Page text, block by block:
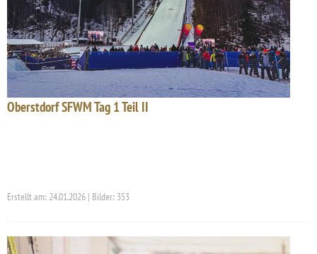
Oberstdorf SFWM Tag 1 Teil II
Erstellt am: 24.01.2026 | Bilder: 353